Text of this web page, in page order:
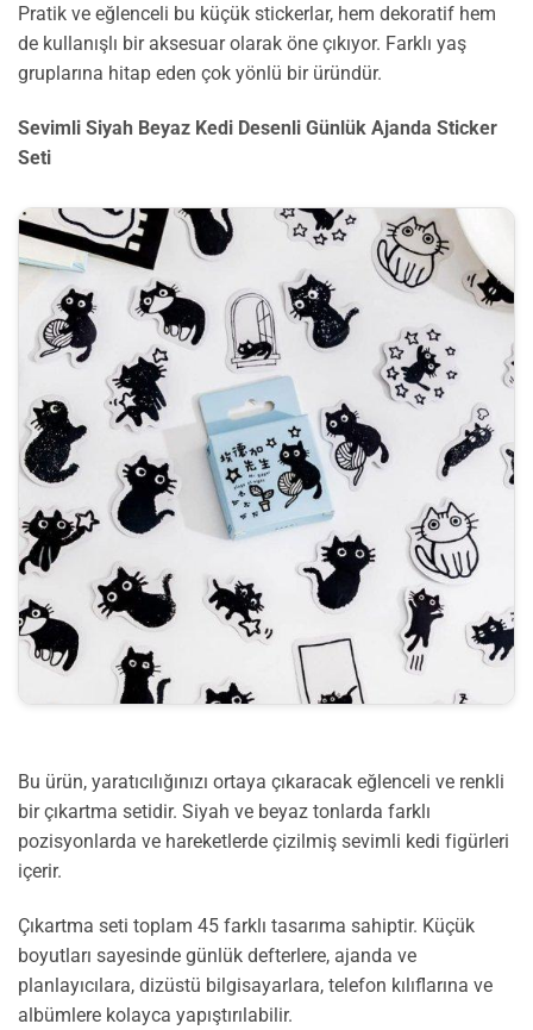
Pratik ve eğlenceli bu küçük stickerlar, hem dekoratif hem
de kullanışlı bir aksesuar olarak öne çıkıyor. Farklı yaş
gruplarına hitap eden çok yönlü bir üründür.
Sevimli Siyah Beyaz Kedi Desenli Günlük Ajanda Sticker
Seti
Bu ürün, yaratıcılığınızı ortaya çıkaracak eğlenceli ve renkli
bir çıkartma setidir. Siyah ve beyaz tonlarda farklı
pozisyonlarda ve hareketlerde çizilmiş sevimli kedi figürleri
içerir.
Çıkartma seti toplam 45 farklı tasarıma sahiptir. Küçük
boyutları sayesinde günlük defterlere, ajanda ve
planlayıcılara, dizüstü bilgisayarlara, telefon kılıflarına ve
albümlere kolayca yapıştırılabilir.